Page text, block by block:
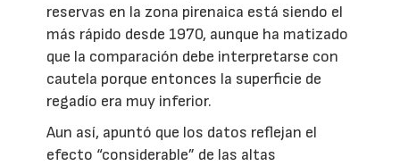
reservas en la zona pirenaica está siendo el
más rápido desde 1970, aunque ha matizado
que la comparación debe interpretarse con
cautela porque entonces la superficie de
regadío era muy inferior.
Aun así, apuntó que los datos reflejan el
efecto “considerable” de las altas